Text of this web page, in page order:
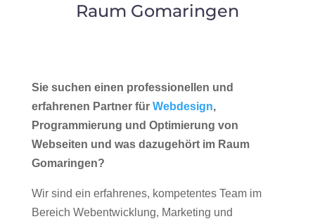
Raum Gomaringen
Sie suchen einen professionellen und
erfahrenen Partner für Webdesign,
Programmierung und Optimierung von
Webseiten und was dazugehört im Raum
Gomaringen?
Wir sind ein erfahrenes, kompetentes Team im
Bereich Webentwicklung, Marketing und